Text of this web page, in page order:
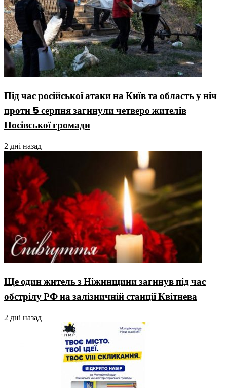
Під час російської атаки на Київ та область у ніч
проти 5 серпня загинули четверо жителів
Носівської громади
2 дні назад
Ще один житель з Ніжинщини загинув під час
обстрілу РФ на залізничній станції Квітнева
2 дні назад